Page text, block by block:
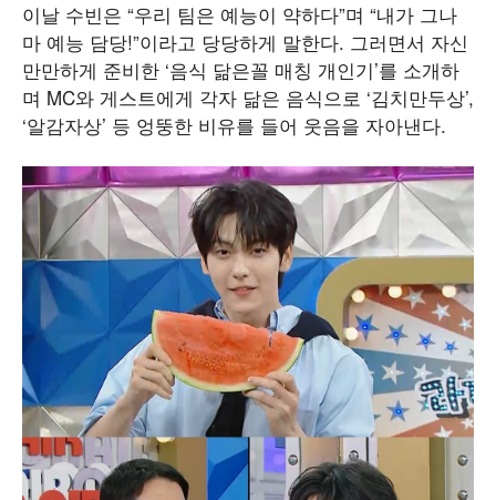
이날 수빈은 “우리 팀은 예능이 약하다”며 “내가 그나
마 예능 담당!”이라고 당당하게 말한다. 그러면서 자신
만만하게 준비한 ‘음식 닮은꼴 매칭 개인기’를 소개하
며 MC와 게스트에게 각자 닮은 음식으로 ‘김치만두상’,
‘알감자상’ 등 엉뚱한 비유를 들어 웃음을 자아낸다.